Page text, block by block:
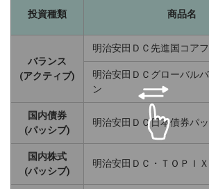
投資種類 商品名
バランス
(アクティブ)
明治安田ＤＣ先進国コア
明治安田ＤＣグローバル
ン
国内債券
(パッシブ)
明治安田ＤＣ日本債券パ
国内株式
(パッシブ)
明治安田ＤＣ・ＴＯＰＩ